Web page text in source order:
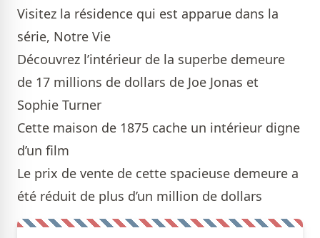
Visitez la résidence qui est apparue dans la
série, Notre Vie
Découvrez l’intérieur de la superbe demeure
de 17 millions de dollars de Joe Jonas et
Sophie Turner
Cette maison de 1875 cache un intérieur digne
d’un film
Le prix de vente de cette spacieuse demeure a
été réduit de plus d’un million de dollars